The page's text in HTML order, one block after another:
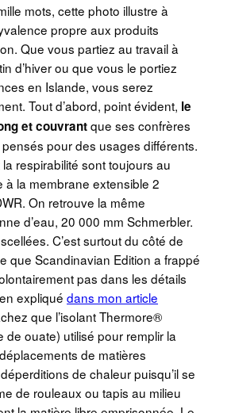
mots, cette photo illustre à
propre aux produits
Que vous partiez au travail à
d’hiver ou que vous le portiez
en Islande, vous serez
Tout d’abord, point évident, le
et couvrantque ses confrères
pour des usages différents.
la respirabilité sont toujours au
à la membrane extensible 2
On retrouve la même
d’eau, 20 000 mm Schmerbler.
C’est surtout du côté de
que Scandinavian Edition a frappé
pas dans les détails
expliqué dans mon article
que l’isolant Thermore®
ouate) utilisé pour remplir la
de matières
de chaleur puisqu’il se
de rouleaux ou tapis au milieu